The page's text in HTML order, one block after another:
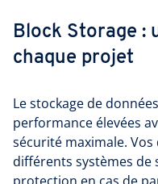
Block Storage :
chaque projet
Le stockage de
performance élevées
sécurité maximale.
différents systèmes de
protection en cas de